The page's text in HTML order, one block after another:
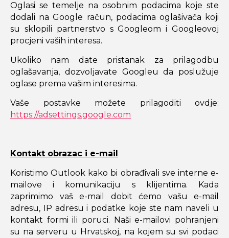
Oglasi se temelje na osobnim podacima koje ste
dodali na Google račun, podacima oglašivača koji
su sklopili partnerstvo s Googleom i Googleovoj
procjeni vaših interesa.
Ukoliko nam date pristanak za prilagodbu
oglašavanja, dozvoljavate Googleu da poslužuje
oglase prema vašim interesima.
Vaše postavke možete prilagoditi ovdje:
https://adsettings.google.com
Kontakt obrazac i e-mail
Koristimo Outlook kako bi obrađivali sve interne e-
mailove i komunikaciju s klijentima. Kada
zaprimimo vaš e-mail dobit ćemo vašu e-mail
adresu, IP adresu i podatke koje ste nam naveli u
kontakt formi ili poruci. Naši e-mailovi pohranjeni
su na serveru u Hrvatskoj, na kojem su svi podaci